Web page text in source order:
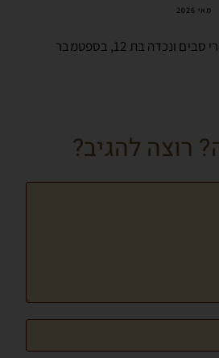
מעוניין לתכנן טיול קולינרי סבים ונכדה בת 12, בספטמבר
רוצה להגיב?